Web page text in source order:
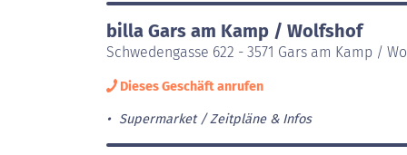
billa Gars am Kamp / Wolfshof
Schwedengasse 622 - 3571 Gars am Kamp /
Dieses Geschäft anrufen
Supermarket Zeitpläne & Infos